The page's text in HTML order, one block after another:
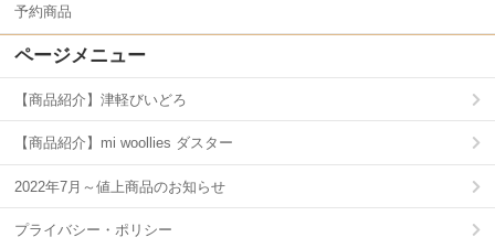
予約商品
ページメニュー
【商品紹介】津軽びいどろ
【商品紹介】mi woollies ダスター
2022年7月～値上商品のお知らせ
プライバシー・ポリシー